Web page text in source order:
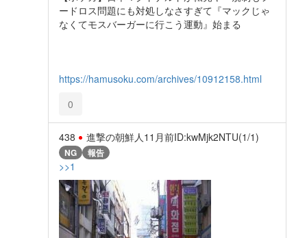
ードロス問題にも対処しなさすぎて『マックじゃ
なくてモスバーガーに行こう運動』始まる
https://hamusoku.com/archives/10912158.html
0
438 進撃の朝鮮人11月前ID:kwMjk2NTU(1/1)
NG 報告
>>1